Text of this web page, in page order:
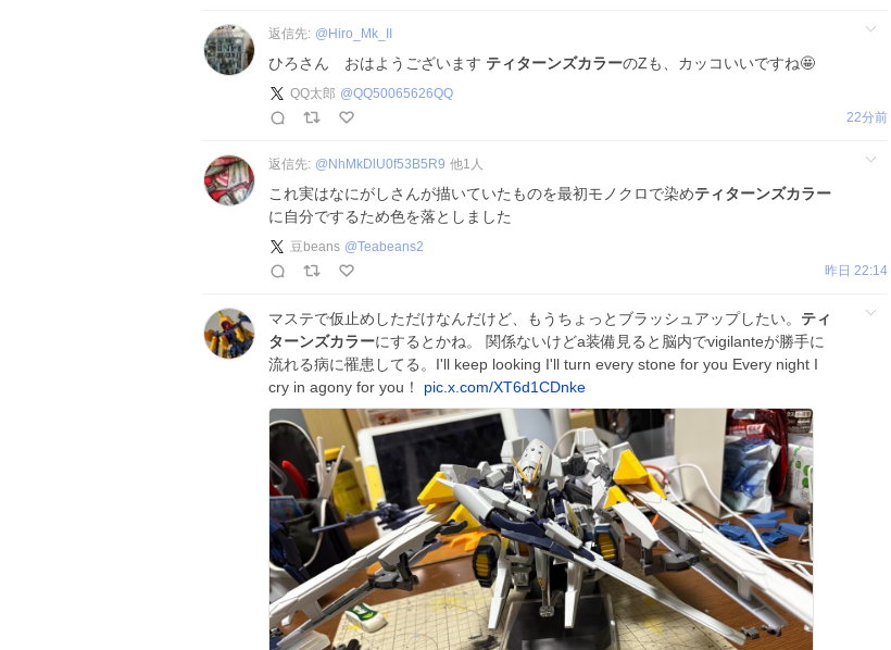
返信先: @ Hiro_Mk_II
ひろさん おはようございます ティターンズカラーのZも、カッコいいですね🤩
QQ太郎 @QQ50065626QQ
22分前
返信先: @ NhMkDlU0f53B5R9 他1 人
これ実はなにがしさんが描いていたものを最初モノクロで染めティターンズカラー
に自分でするため色を落としました
豆beans @Teabeans2
昨日 22:14
マステで仮止めしただけなんだけど、もうちょっとブラッシュアップしたい。 ティ
ターンズカラーにするとかね。 関係ないけどa装備見ると脳内でvigilanteが勝手に
流れる病に罹患してる。I'll keep looking I'll turn every stone for you Every night I
cry in agony for you！ pic.x.com/XT6d1CDnke